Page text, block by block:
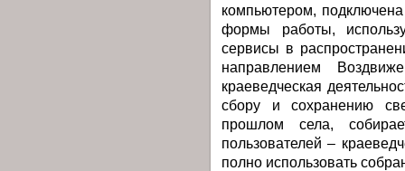
компьютером,
формы работы,
сервисы в
направлением
краеведческая
сбору и сохранению
прошлом села,
пользователей –
полно использовать